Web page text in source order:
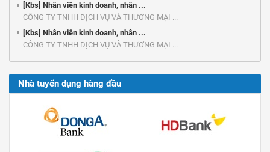
[Kbs] Nhân viên kinh doanh, nhân ...
CÔNG TY TNHH DỊCH VỤ VÀ THƯƠNG MẠI ...
[Kbs] Nhân viên kinh doanh, nhân ...
CÔNG TY TNHH DỊCH VỤ VÀ THƯƠNG MẠI ...
Nhà tuyển dụng hàng đầu